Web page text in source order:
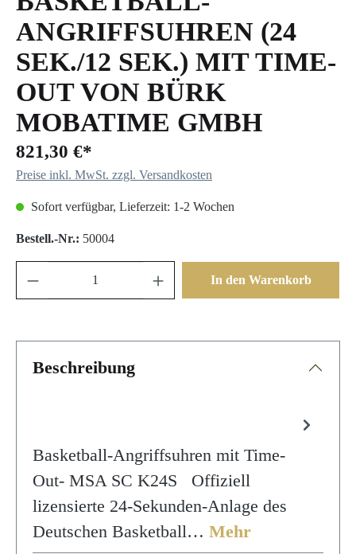
ANGRIFFSUHREN (24
SEK./12 SEK.) MIT TIME-
OUT VON BÜRK
MOBATIME GMBH
821,30 €*
Preise inkl. MwSt. zzgl. Versandkosten
Sofort verfügbar, Lieferzeit: 1-2 Wochen
Bestell.-Nr.: 50004
In den Warenkorb
Beschreibung
Basketball-Angriffsuhren mit Time-
Out- MSA SC K24S Offiziell
lizensierte 24-Sekunden-Anlage des
Deutschen Basketball… Mehr